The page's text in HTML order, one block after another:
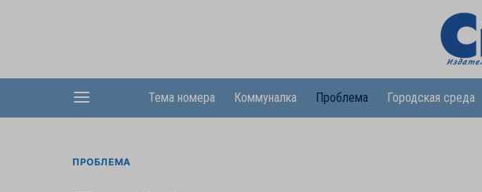
Тема номера Коммуналка Проблема Городская среда
ПРОБЛЕМА